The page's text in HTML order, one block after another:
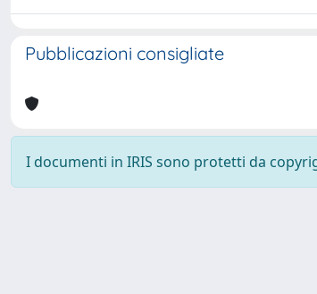
Pubblicazioni consigliate
I documenti in IRIS sono protetti da